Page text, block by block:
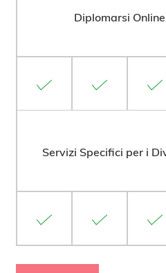
Diplomarsi
Servizi Specifici per i